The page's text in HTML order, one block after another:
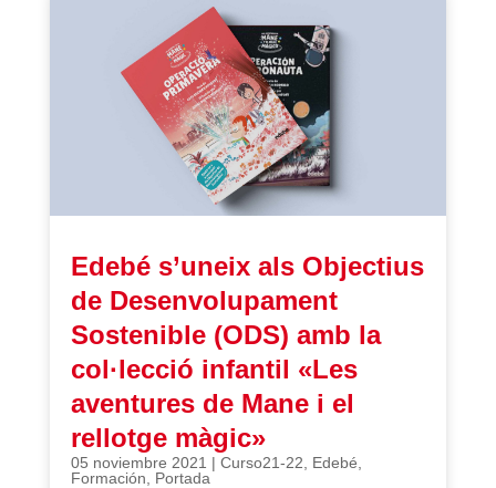
Edebé s’uneix als Objectius
de Desenvolupament
Sostenible (ODS) amb la
col·lecció infantil «Les
aventures de Mane i el
rellotge màgic»
05 noviembre 2021 | Curso21-22 Edebé
Formación
Portada